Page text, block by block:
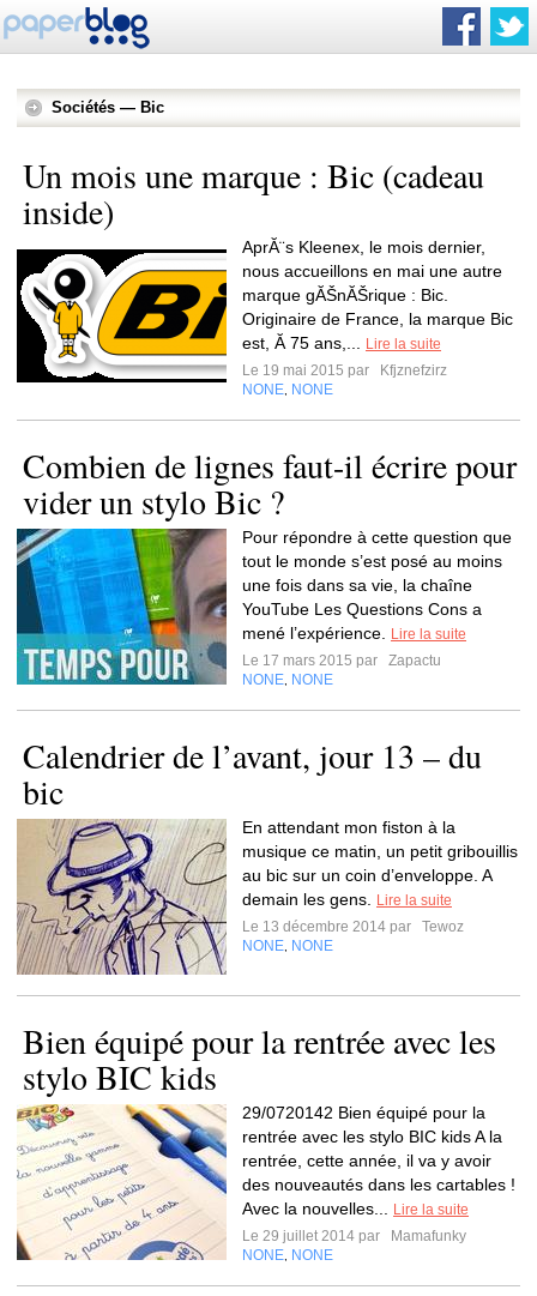
Sociétés — Bic
Un mois une marque : Bic (cadeau
inside)
AprĂ¨s Kleenex, le mois dernier,
nous accueillons en mai une autre
marque gĂŠnĂŠrique : Bic.
Originaire de France, la marque Bic
est, Ă 75 ans,...
Lire la suite
Le 19 mai 2015 par
Kfjznefzirz
NONE NONE
Combien de lignes faut-il écrire pour
vider un stylo Bic ?
Pour répondre à cette question que
tout le monde s’est posé au moins
une fois dans sa vie, la chaîne
YouTube Les Questions Cons a
mené l’expérience.
Lire la suite
Le 17 mars 2015 par
Zapactu
NONE NONE
Calendrier de l’avant, jour 13 – du
bic
En attendant mon fiston à la
musique ce matin, un petit gribouillis
au bic sur un coin d’enveloppe. A
demain les gens.
Lire la suite
Le 13 décembre 2014 par
Tewoz
NONE NONE
Bien équipé pour la rentrée avec les
stylo BIC kids
29/0720142 Bien équipé pour la
rentrée avec les stylo BIC kids A la
rentrée, cette année, il va y avoir
des nouveautés dans les cartables !
Avec la nouvelles...
Lire la suite
Le 29 juillet 2014 par
Mamafunky
NONE NONE